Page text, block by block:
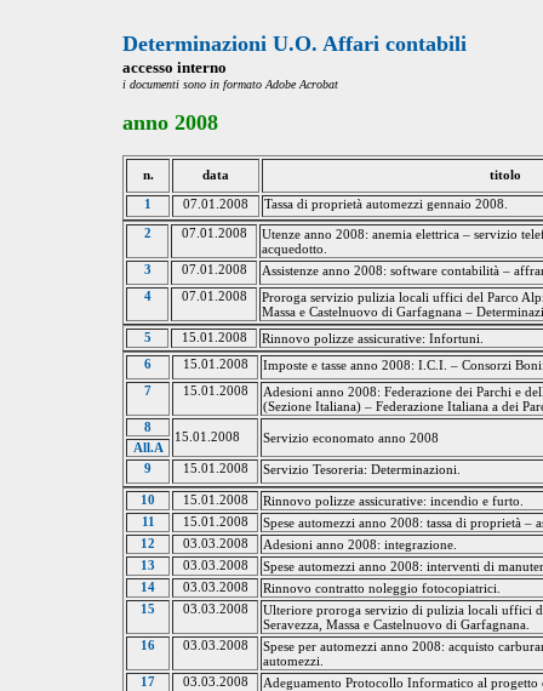
Determinazioni U.O. Affari contabili
accesso interno
i documenti sono in formato Adobe Acrobat
anno 2008
n. data titolo
1 07.01.2008 Tassa di proprietà automezzi gennaio 2008.
2 07.01.2008
Utenze anno 2008: anemia elettrica – servizio
acquedotto.
3 07.01.2008 Assistenze anno 2008: software contabilità –
4 07.01.2008
Proroga servizio pulizia locali uffici del Parco
Massa e Castelnuovo di Garfagnana –
5 15.01.2008 Rinnovo polizze assicurative: Infortuni.
6 15.01.2008 Imposte e tasse anno 2008: I.C.I. – Consorzi
7 15.01.2008
Adesioni anno 2008: Federazione dei Parchi e
(Sezione Italiana) – Federazione Italiana a dei
8
15.01.2008 Servizio economato anno 2008
All.A
9
15.01.2008 Servizio Tesoreria: Determinazioni.
10 15.01.2008 Rinnovo polizze assicurative: incendio e furto.
11 15.01.2008 Spese automezzi anno 2008: tassa di proprietà –
12 03.03.2008 Adesioni anno 2008: integrazione.
13 03.03.2008 Spese automezzi anno 2008: interventi di
14 03.03.2008 Rinnovo contratto noleggio fotocopiatrici.
15 03.03.2008
Ulteriore proroga servizio di pulizia locali uffici
Seravezza , Massa e Castelnuovo di Garfagnana.
16 03.03.2008
Spese per automezzi anno 2008: acquisto
automezzi.
17 03.03.2008 Adeguamento Protocollo Informatico al progetto